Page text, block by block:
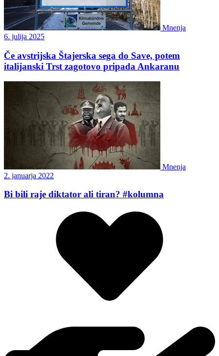
Mnenja
6. julija 2025
Če avstrijska Štajerska sega do Save, potem
italijanski Trst zagotovo pripada Ankaranu
Mnenja
2. januarja 2022
Bi bili raje diktator ali tiran? #kolumna